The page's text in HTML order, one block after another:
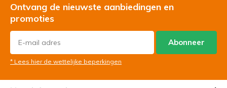
Ontvang de nieuwste aanbiedingen en
promoties
Abonneer
* Lees hier de wettelijke beperkingen